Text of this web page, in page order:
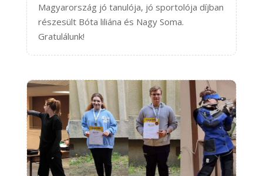
Magyarország jó tanulója, jó sportolója díjban
részesült Bóta liliána és Nagy Soma.
Gratulálunk!